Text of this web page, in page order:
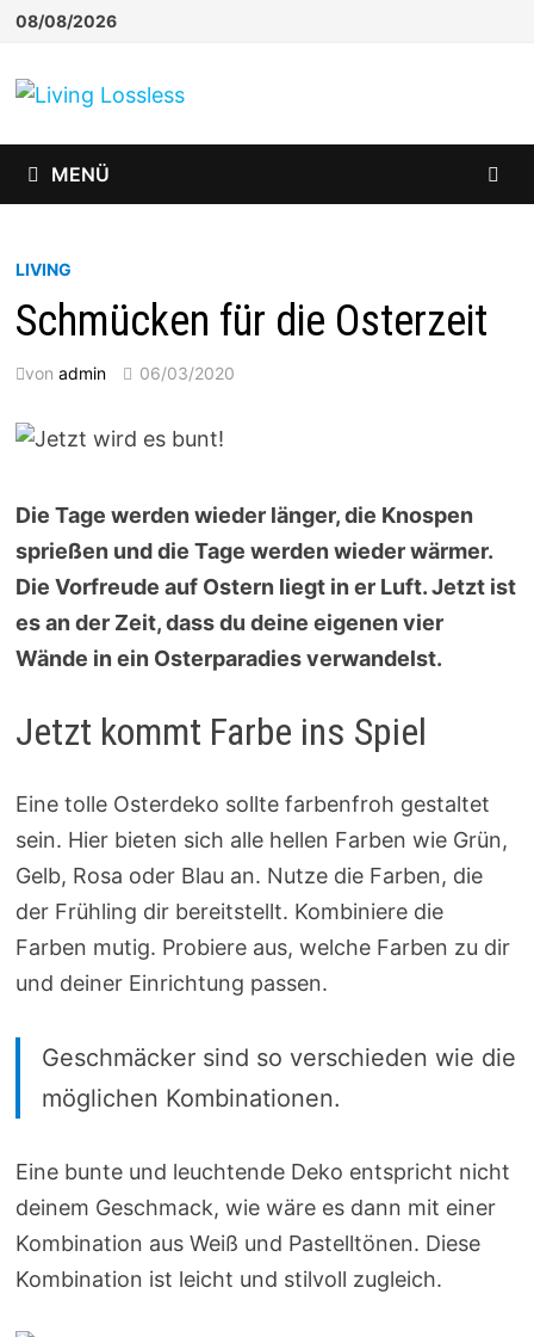
Zum
springen
08/08/2026
MENÜ
LIVING
Schmücken für die Osterzeit
von admin 06/03/2020
Die Tage werden wieder länger, die Knospen
sprießen und die Tage werden wieder wärmer.
Die Vorfreude auf Ostern liegt in er Luft. Jetzt ist
es an der Zeit, dass du deine eigenen vier
Wände in ein Osterparadies verwandelst.
Jetzt kommt Farbe ins Spiel
Eine tolle Osterdeko sollte farbenfroh gestaltet
sein. Hier bieten sich alle hellen Farben wie Grün,
Gelb, Rosa oder Blau an. Nutze die Farben, die
der Frühling dir bereitstellt. Kombiniere die
Farben mutig. Probiere aus, welche Farben zu dir
und deiner Einrichtung passen.
Geschmäcker sind so verschieden wie die
möglichen Kombinationen.
Eine bunte und leuchtende Deko entspricht nicht
deinem Geschmack, wie wäre es dann mit einer
Kombination aus Weiß und Pastelltönen. Diese
Kombination ist leicht und stilvoll zugleich.